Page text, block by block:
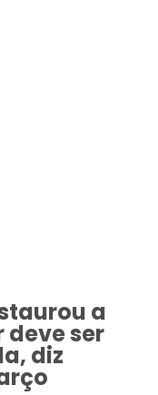
a
ser
diz